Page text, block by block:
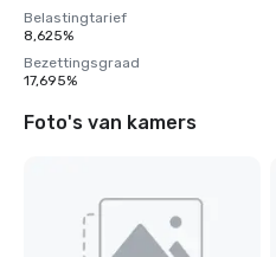
Belastingtarief
8,625%
Bezettingsgraad
17,695%
Foto's van kamers